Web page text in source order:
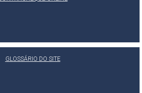
GLOSSÁRIO DO SITE